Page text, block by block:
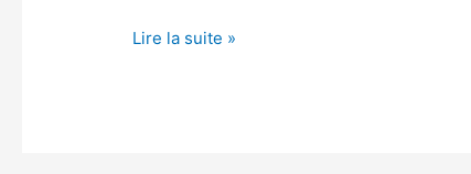
Lire la suite »